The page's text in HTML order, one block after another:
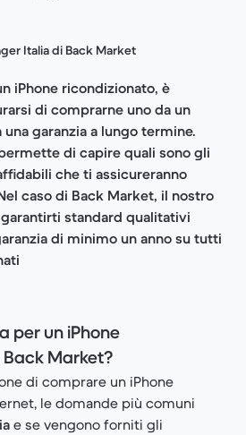
Italia di Back Market
iPhone ricondizionato, è
di comprarne uno da un
garanzia a lungo termine.
di capire quali sono gli
che ti assicureranno
caso di Back Market, il nostro
standard qualitativi
di minimo un anno su tutti
per un iPhone
Market?
di comprare un iPhone
le domande più comuni
e se vengono forniti gli